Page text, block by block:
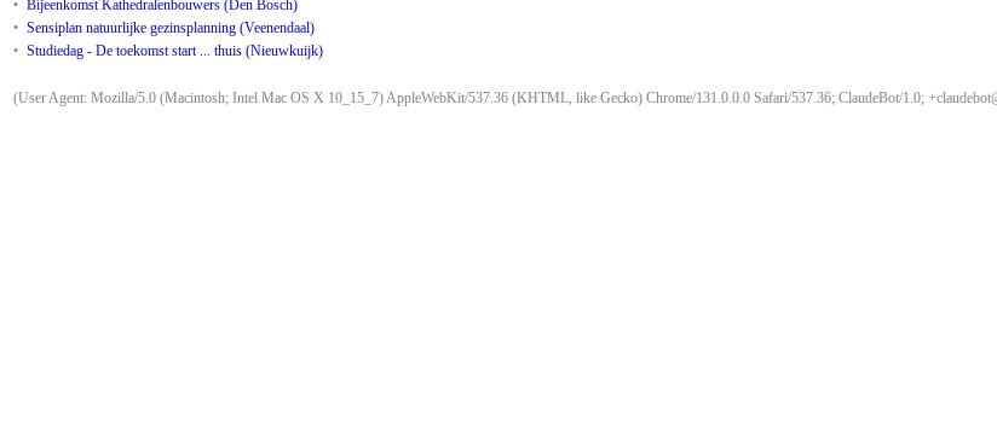
• Bijeenkomst Kathedralenbouwers (Den Bosch)
• Sensiplan natuurlijke gezinsplanning (Veenendaal)
• Studiedag - De toekomst start ... thuis (Nieuwkuijk)
(User Agent: Mozilla/5.0 (Macintosh; Intel Mac OS X 10_15_7) AppleWebKit/537.36 (KHTML, like Gecko) Chrome/131.0.0.0 Safari/537.36; ClaudeBot/1.0;